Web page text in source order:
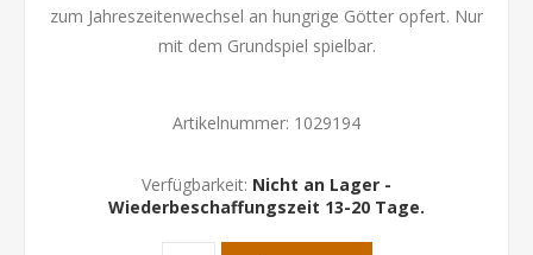
zum Jahreszeitenwechsel an hungrige Götter opfert. Nur
mit dem Grundspiel spielbar.
Artikelnummer: 1029194
Verfügbarkeit: Nicht an Lager -
Wiederbeschaffungszeit 13-20 Tage.